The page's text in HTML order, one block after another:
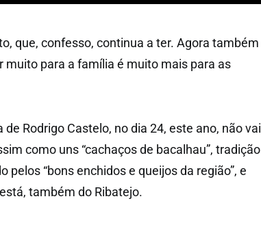
que, confesso, continua a ter. Agora também
muito para a família é muito mais para as
Rodrigo Castelo, no dia 24, este ano, não vai
como uns “cachaços de bacalhau”, tradição
pelos “bons enchidos e queijos da região”, e
também do Ribatejo.